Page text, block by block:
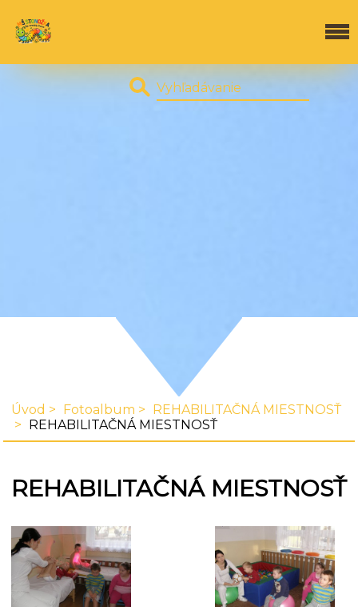
Úvod Fotoalbum
REHABILITAČNÁ MIESTNOSŤ
REHABILITAČNÁ MIESTNOSŤ
REHABILITAČNÁ MIESTNOSŤ